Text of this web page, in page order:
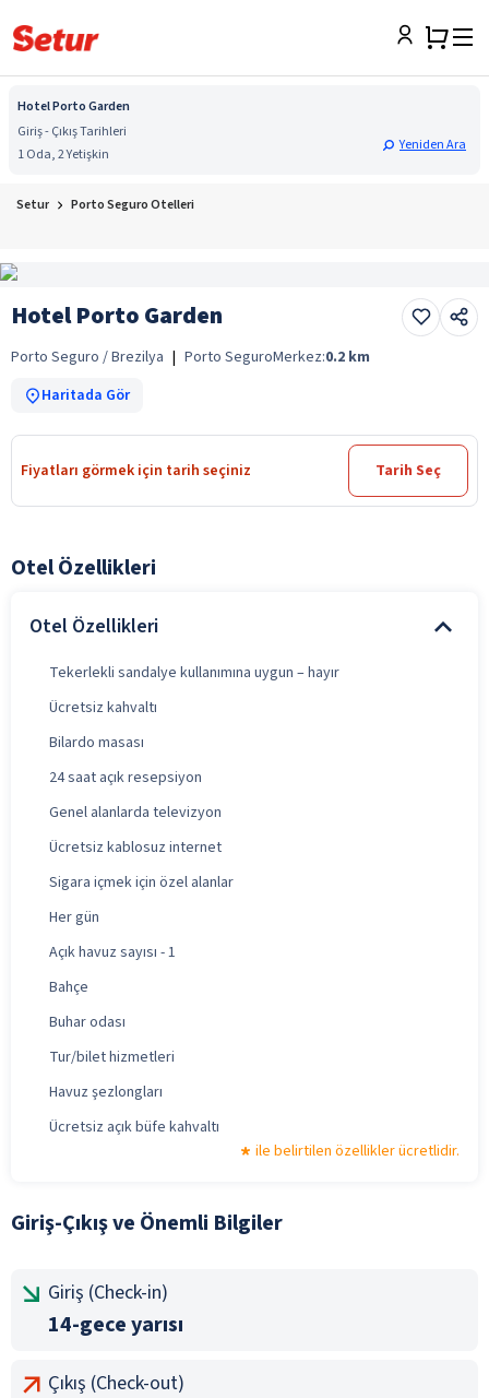
Hotel Porto Garden
Giriş - Çıkış Tarihleri
1 Oda, 2 Yetişkin
Yeniden Ara
Setur Porto Seguro Otelleri
Hotel Porto Garden
Porto Seguro / Brezilya | Porto SeguroMerkez:0.2 km
Haritada Gör
Fiyatları görmek için tarih seçiniz Tarih Seç
Otel Özellikleri
Otel Özellikleri
Tekerlekli sandalye kullanımına uygun – hayır
Ücretsiz kahvaltı
Bilardo masası
24 saat açık resepsiyon
Genel alanlarda televizyon
Ücretsiz kablosuz internet
Sigara içmek için özel alanlar
Her gün
Açık havuz sayısı - 1
Bahçe
Buhar odası
Tur/bilet hizmetleri
Havuz şezlongları
Ücretsiz açık büfe kahvaltı
ile belirtilen özellikler ücretlidir.
Giriş-Çıkış ve Önemli Bilgiler
Giriş (Check-in)
14-gece yarısı
Çıkış (Check-out)